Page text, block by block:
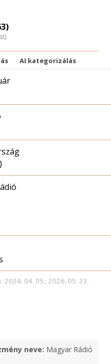
AI kategorizálás
2024. 04. 05.; 2026. 05. 23.
neve: Magyar Rádió